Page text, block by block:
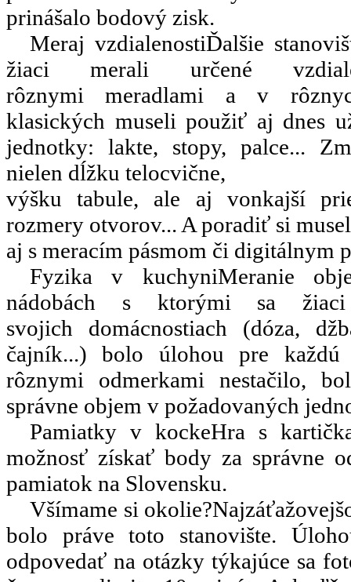
prinášalo bodový zisk.
Meraj vzdialenostiĎalšie
žiaci merali určené
rôznymi meradlami a v
klasických museli použiť aj dnes
jednotky: lakte, stopy, palce...
nielen dĺžku telocvične,
výšku tabule, ale aj vonkajší
rozmery otvorov... A poradiť si
aj s meracím pásmom či digitálnym
Fyzika v kuchyniMeranie
nádobách s ktorými sa
svojich domácnostiach (dóza,
čajník...) bolo úlohou pre každú
rôznymi odmerkami nestačilo,
správne objem v požadovaných
Pamiatky v kockeHra s
možnosť získať body za správne
pamiatok na Slovensku.
Všímame si okolie?
bolo práve toto stanovište.
odpovedať na otázky týkajúce sa